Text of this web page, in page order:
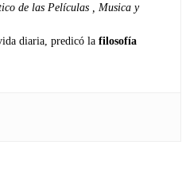
de las Películas , Musica y
diaria, predicó la filosofía